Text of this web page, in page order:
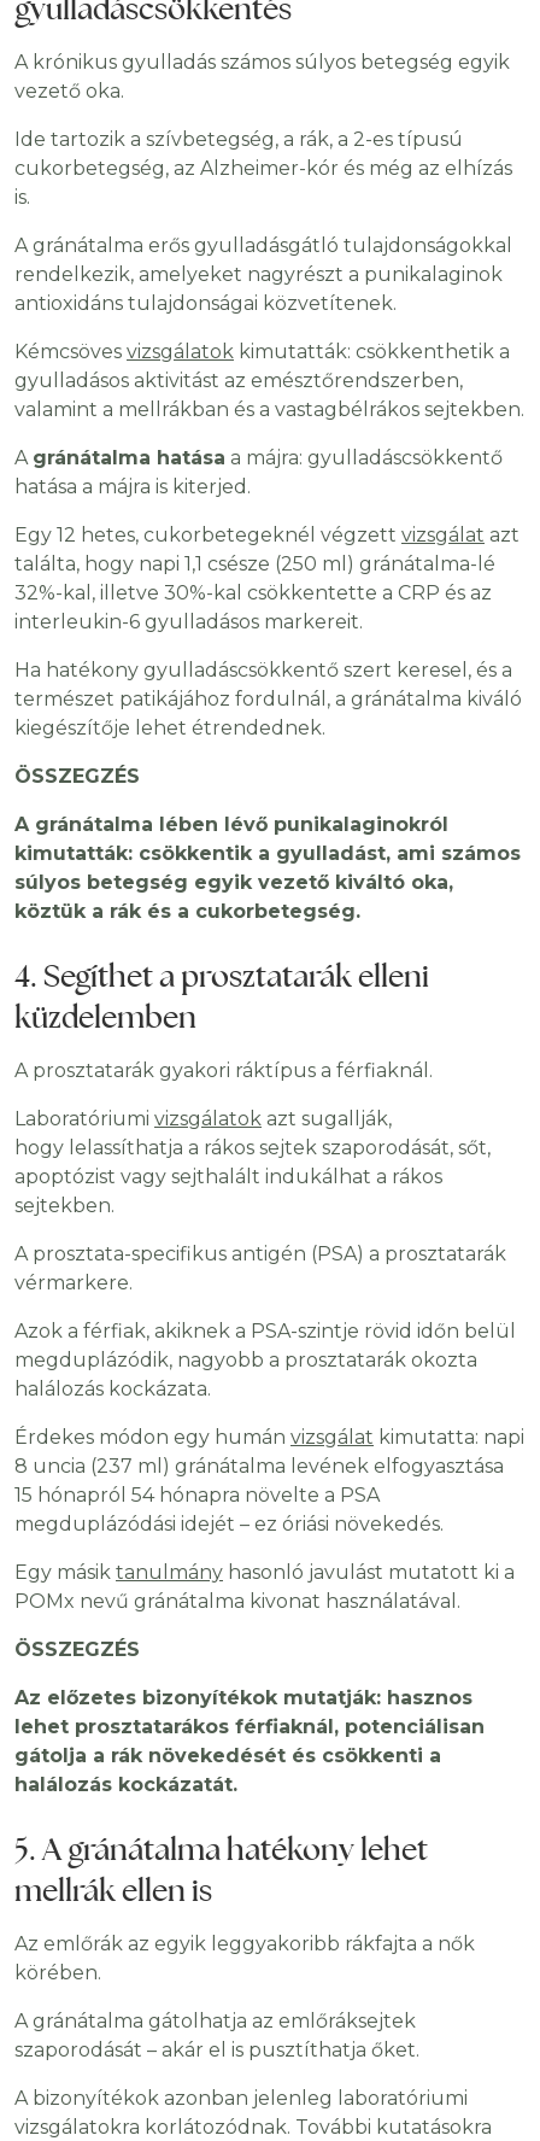
gyulladáscsökkentés
A krónikus gyulladás számos súlyos betegség egyik
vezető oka.
Ide tartozik a szívbetegség, a rák, a 2-es típusú
cukorbetegség, az Alzheimer-kór és még az elhízás
is.
A gránátalma erős gyulladásgátló tulajdonságokkal
rendelkezik, amelyeket nagyrészt a punikalaginok
antioxidáns tulajdonságai közvetítenek.
Kémcsöves vizsgálatok kimutatták: csökkenthetik a
gyulladásos aktivitást az emésztőrendszerben,
valamint a mellrákban és a vastagbélrákos sejtekben.
A gránátalma hatása a májra: gyulladáscsökkentő
hatása a májra is kiterjed.
Egy 12 hetes, cukorbetegeknél végzett vizsgálat azt
találta, hogy napi 1,1 csésze (250 ml) gránátalma-lé
32%-kal, illetve 30%-kal csökkentette a CRP és az
interleukin-6 gyulladásos markereit.
Ha hatékony gyulladáscsökkentő szert keresel, és a
természet patikájához fordulnál, a gránátalma kiváló
kiegészítője lehet étrendednek.
ÖSSZEGZÉS
A gránátalma lében lévő punikalaginokról
kimutatták: csökkentik a gyulladást, ami számos
súlyos betegség egyik vezető kiváltó oka,
köztük a rák és a cukorbetegség.
4. Segíthet a prosztatarák elleni
küzdelemben
A prosztatarák gyakori ráktípus a férfiaknál.
Laboratóriumi vizsgálatok azt sugallják,
hogy lelassíthatja a rákos sejtek szaporodását, sőt,
apoptózist vagy sejthalált indukálhat a rákos
sejtekben.
A prosztata-specifikus antigén (PSA) a prosztatarák
vérmarkere.
Azok a férfiak, akiknek a PSA-szintje rövid időn belül
megduplázódik, nagyobb a prosztatarák okozta
halálozás kockázata.
Érdekes módon egy humán vizsgálat kimutatta: napi
8 uncia (237 ml) gránátalma levének elfogyasztása
15 hónapról 54 hónapra növelte a PSA
megduplázódási idejét – ez óriási növekedés.
Egy másik tanulmány hasonló javulást mutatott ki a
POMx nevű gránátalma kivonat használatával.
ÖSSZEGZÉS
Az előzetes bizonyítékok mutatják: hasznos
lehet prosztatarákos férfiaknál, potenciálisan
gátolja a rák növekedését és csökkenti a
halálozás kockázatát.
5. A gránátalma hatékony lehet
mellrák ellen is
Az emlőrák az egyik leggyakoribb rákfajta a nők
körében.
A gránátalma gátolhatja az emlőráksejtek
szaporodását – akár el is pusztíthatja őket.
A bizonyítékok azonban jelenleg laboratóriumi
vizsgálatokra korlátozódnak. További kutatásokra